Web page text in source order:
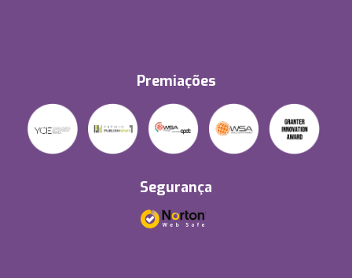
Premiações
Segurança